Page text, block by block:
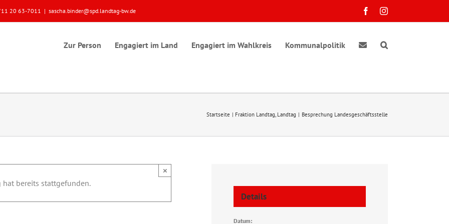
20 63-7011 | sascha.binder@spd.landtag-bw.de FacebookInstagram
Zur Person Engagiert im Land Engagiert im Wahlkreis Kommunalpolitik
Startseite Fraktion Landtag Landtag Besprechung Landesgeschäftsstelle
hat bereits stattgefunden.
×
Details
Datum: